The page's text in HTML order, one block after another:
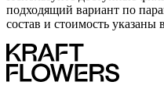
подходящий вариант по
состав и стоимость указаны